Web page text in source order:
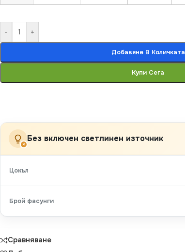
- +
Добавяне В Количката
Купи Сега
×
Без включен светлинен източник
Цокъл
Брой фасунги
Сравняване